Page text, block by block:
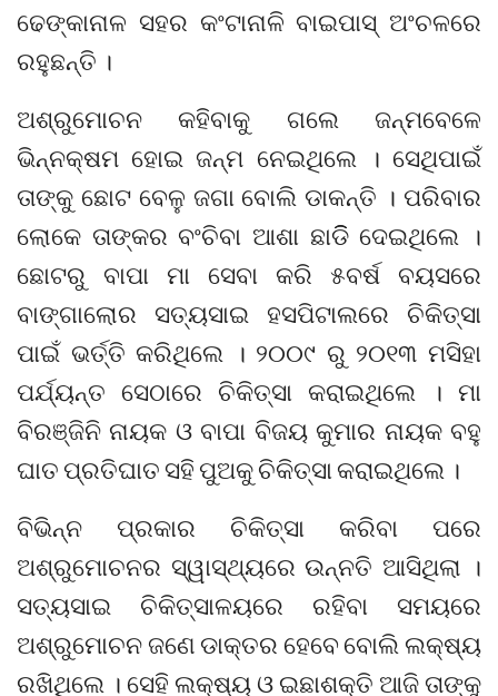
ଢେଙ୍କାନାଳ ସହର କଂଟାନାଳି ବାଇପାସ୍ ଅଂଚଳରେ
ରହୁଛନ୍ତି ।
ଅଶ୍ରୁମୋଚନ କହିବାକୁ ଗଲେ ଜନ୍ମବେଳେ
ଭିନ୍ନକ୍ଷମ ହୋଇ ଜନ୍ମ ନେଇଥିଲେ । ସେଥିପାଇଁ
ତାଙ୍କୁ ଛୋଟ ବେଳୁ ଜଗା ବୋଲି ଡାକନ୍ତି । ପରିବାର
ଲୋକେ ତାଙ୍କର ବଂଚିବା ଆଶା ଛାଡିି ଦେଇଥିଲେ ।
ଛୋଟରୁ ବାପା ମା ସେବା କରି ୫ବର୍ଷ ବୟସରେ
ବାଙ୍ଗାଲୋର ସତ୍ୟସାଇ ହସପିଟାଲରେ ଚିକିତ୍ସା
ପାଇଁ ଭର୍ତ୍ତି କରିଥିଲେ । ୨୦୦୯ ରୁ ୨୦୧୩ ମସିହା
ପର୍ଯ୍ୟନ୍ତ ସେଠାରେ ଚିକିତ୍ସା କରାଇଥିଲେ । ମା
ବିରଞ୍ଜିନି ନାୟକ ଓ ବାପା ବିଜୟ କୁମାର ନାୟକ ବହୁ
ଘାତ ପ୍ରତିଘାତ ସହି ପୁଅକୁ ଚିକିତ୍ସା କରାଇଥିଲେ ।
ବିଭିନ୍ନ ପ୍ରକାର ଚିକିତ୍ସା କରିବା ପରେ
ଅଶ୍ରୁମୋଚନର ସ୍ୱାସ୍ଥ୍ୟରେ ଉନ୍ନତି ଆସିଥିଲା ।
ସତ୍ୟସାଇ ଚିକିତ୍ସାଳୟରେ ରହିବା ସମୟରେ
ଅଶ୍ରୁମୋଚନ ଜଣେ ଡାକ୍ତର ହେବେ ବୋଲି ଲକ୍ଷ୍ୟ
ରଖିଥିଲେ । ସେହି ଲକ୍ଷ୍ୟ ଓ ଇଛାଶକ୍ତି ଆଜି ତାଙ୍କୁ